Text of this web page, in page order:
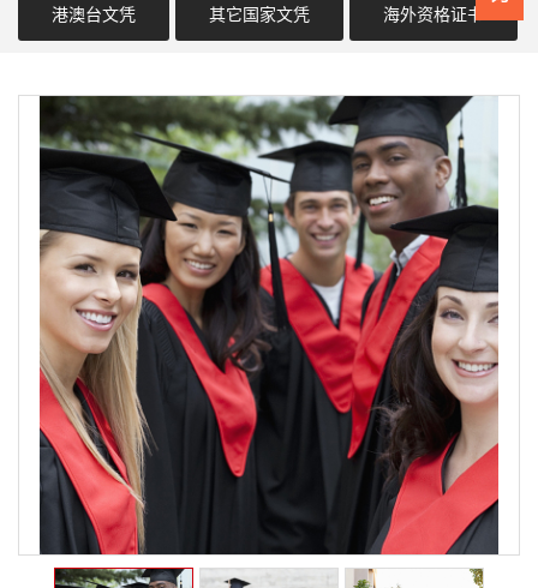
港澳台文凭 其它国家文凭 海外资格证书